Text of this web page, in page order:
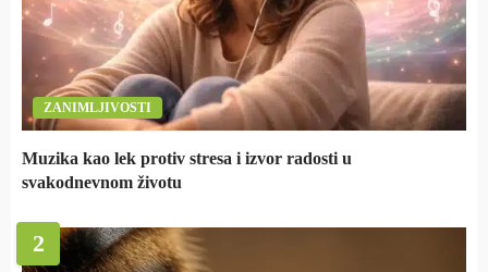
ZANIMLJIVOSTI
Muzika kao lek protiv stresa i izvor radosti u
svakodnevnom životu
2